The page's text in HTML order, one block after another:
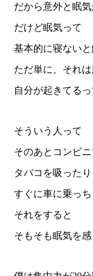
だから意外と眠
だけど眠気って
基本的に寝ないと
ただ単に、それ
自分が起きてる
そういう人って
そのあとコンビ
タバコを吸った
すぐに車に乗っち
それをすると
そもそも眠気を感